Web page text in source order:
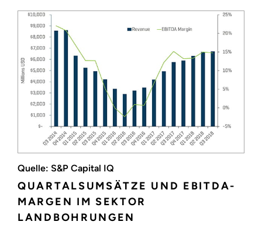
Quelle: S&P Capital IQ
QUARTALSUMSÄTZE UND EBITDA-
MARGEN IM SEKTOR
LANDBOHRUNGEN